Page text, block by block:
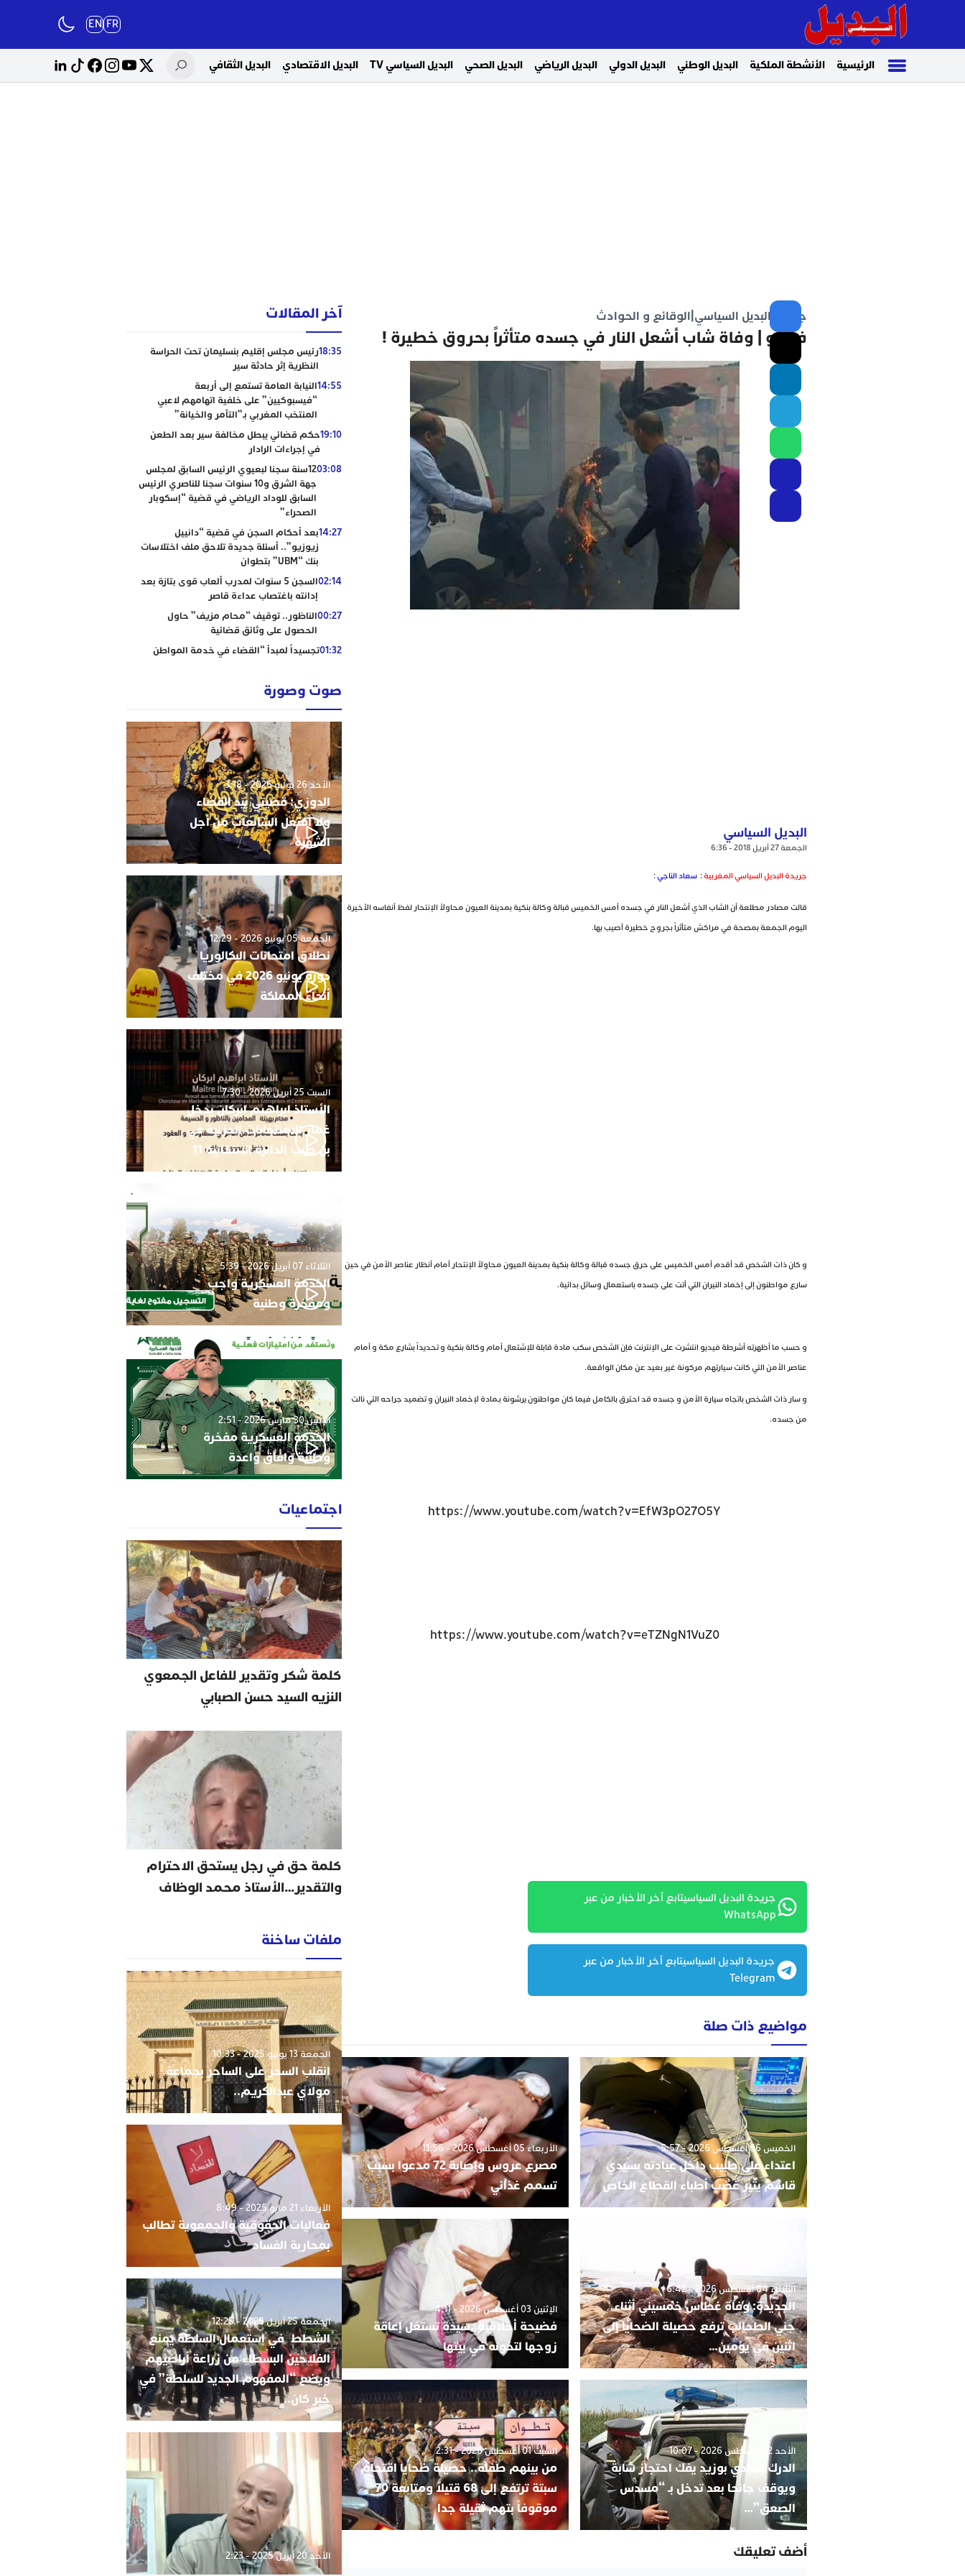
FR
EN
الرئيسية الأنشطة الملكية البديل الوطني البديل الدولي البديل الرياضي البديل الصحي البديل السياسي TV البديل الاقتصادي البديل الثقافي
جريدة البديل السياسي الوقائع و الحوادث
فيديو | وفاة شاب أشعل النار في جسده متأثراً بحروق خطيرة !
البديل السياسي
الجمعة 27 أبريل 2018 - 6:36
جريدة البديل السياسي المغربية : سعاد الناجي:
قالت مصادر مطلعة أن الشاب الذي أشعل النار في جسده أمس الخميس قبالة وكالة بنكية بمدينة العيون محاولاً الإنتحار لفظ أنفاسه الأخيرة
اليوم الجمعة بمصحة في مراكش متأثراً بجروح خطيرة أصيب بها.
و كان ذات الشخص قد أقدم أمس الخميس على حرق جسده قبالة وكالة بنكية بمدينة العيون محاولاً الإنتحار أمام أنظار عناصر الأمن في حين
سارع مواطنون إلى إخماد النيران التي أتت على جسده باستعمال وسائل بدائية.
و حسب ما أظهرته أشرطة فيديو انتشرت على الإنترنت فإن الشخص سكب مادة قابلة للإشتعال أمام وكالة بنكية و تحديداً بشارع مكة و أمام
عناصر الأمن التي كانت سيارتهم مركونة غير بعيد عن مكان الواقعة.
و سار ذات الشخص باتجاه سيارة الأمن و جسده قد احترق بالكامل فيما كان مواطنون يرشونة بـمادة لإخماد النيران و تضميد جراحه التي نالت
من جسده.
https://www.youtube.com/watch?v=EfW3pO27O5Y
https://www.youtube.com/watch?v=eTZNgN1VuZ0
جريدة البديل السياسيتابع آخر الأخبار من عبر
WhatsApp
جريدة البديل السياسيتابع آخر الأخبار من عبر
Telegram
مواضيع ذات صلة
الخميس 06 أغسطس 2026 - 5:57
اعتداء على طبيب داخل عيادته بسيدي
قاسم يثير غضب أطباء القطاع الخاص
الأربعاء 05 أغسطس 2026 - 11:56
مصرع عروس وإصابة 72 مدعوا بسبب
تسمم غذائي
الثلاثاء 04 أغسطس 2026 - 6:42
الجديدة: وفاة غطاس خمسيني أثناء
جني الطحالب ترفع حصيلة الضحايا إلى
اثنين في يومين…
الإثنين 03 أغسطس 2026 - 4:11
فضيحة أخلاقية..سيدة تستغل إعاقة
زوجها لتخونه في بيتها
الأحد 02 أغسطس 2026 - 10:07
الدرك بسيدي بوزيد يفك احتجاز شابة
ويوقف جانحا بعد تدخل بـ “مسدس
الصعق”…
السبت 01 أغسطس 2026 - 2:31
من بينهم طفلة.. حصيلة ضحايا اقتحام
سبتة ترتفع إلى 68 قتيلاً ومتابعة 70
موقوفاً بتهم ثقيلة جدا
أضف تعليقك
آخر المقالات
18:35رئيس مجلس إقليم بنسليمان تحت الحراسة
النظرية إثر حادثة سير
14:55النيابة العامة تستمع إلى أربعة
“فيسبوكيين” على خلفية اتهامهم لاعبي
المنتخب المغربي بـ”التآمر والخيانة”
19:10حكم قضائي يبطل مخالفة سير بعد الطعن
في إجراءات الرادار
03:08
12سنة سجنا لبعيوي الرئيس السابق لمجلس
جهة الشرق و10 سنوات سجنا للناصري الرئيس
السابق للوداد الرياضي في قضية “إسكوبار
الصحراء”
14:27بعد أحكام السجن في قضية “دانييل
زيوزيو”.. أسئلة جديدة تلاحق ملف اختلاسات
بنك “UBM” بتطوان
02:14
السجن 5 سنوات لمدرب ألعاب قوى بتازة بعد
إدانته باغتصاب عداءة قاصر
00:27الناظور.. توقيف “محام مزيف” حاول
الحصول على وثائق قضائية
01:32تجسيداً لمبدأ “القضاء في خدمة المواطن
02:13رؤساء ونقباء للمحامين يتضامنون مع الاستاذ
حاجي .
02:13من يحمي وجدة من كارثة عقارية وشيكة؟
أحكام نافذة، رسوم مجمدة، ومشاريع
سكنية مشبوهة تهدد هيبة القانون وأمن
التعمير
صوت وصورة
الأحد 26 يوليو 2026 - 3:18
الدوزي: قضيتي بيد القضاء
ولا أفتعل الشائعات من أجل
الشهرة
الجمعة 05 يونيو 2026 - 12:29
نطلاق امتحانات البكالوريا
دورة يونيو 2026 في مختلف
أنحاء المملكة
السبت 25 أبريل 2026 - 7:30
الأستاذ ابراهيم ابركان يدخل
غمار الامنتخابات الجزئية في
بن طيب الدائرة الانتخابية 11
الثلاثاء 07 أبريل 2026 - 5:39
الخدمة العسكرية واجب
ومفخرة وطنية
الإثنين 30 مارس 2026 - 2:51
الخدمة العسكرية مفخرة
وطنية وافاق واعدة
اجتماعيات
كلمة شكر وتقدير للفاعل الجمعوي
النزيه السيد حسن الصبابي
كلمة حق في رجل يستحق الاحترام
والتقدير…الأستاذ محمد الوظاف
ملفات ساخنة
الجمعة 13 يونيو 2025 - 10:33
انقلب السحر على الساحر بجماعة
مولاي عبدالكريم..
الأربعاء 21 مايو 2025 - 8:49
فعاليات الحقوقية والجمعوية تطالب
بمحاربة الفساد
الجمعة 25 أبريل 2025 - 12:25
الشطط في استعمال السلطة يمنع
الفلاحين البسطاء من زراعة أراضيهم
ويضع “المفهوم الجديد للسلطة” في
خبر كان..
الأحد 20 أبريل 2025 - 2:23